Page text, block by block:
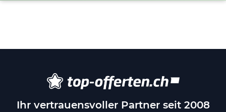
Ihr vertrauensvoller Partner seit 2008